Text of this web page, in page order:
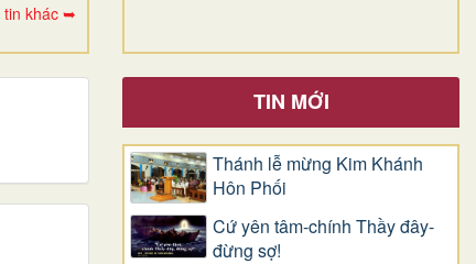
khác ➥
TIN MỚI
Thánh lễ mừng Kim Khánh
Hôn Phối
Cứ yên tâm-chính Thầy đây-
đừng sợ!